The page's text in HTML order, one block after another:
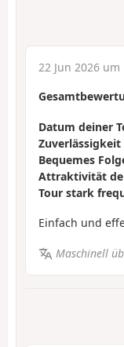
22 Jun 2026 um
Datum deiner
Zuverlässigkeit
Bequemes
Attraktivität
Tour stark
Einfach und
Maschinell